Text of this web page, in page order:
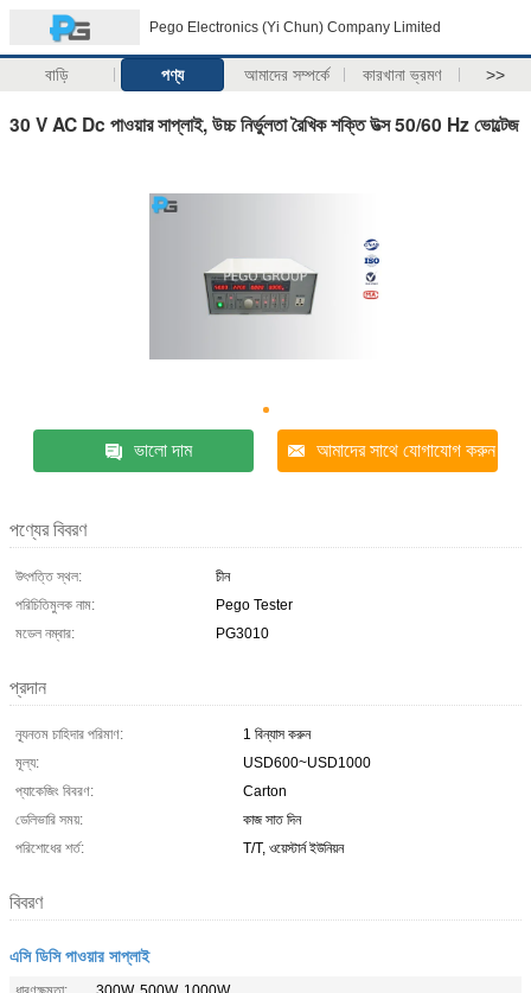
Pego Electronics (Yi Chun) Company Limited
বাড়ি পণ্য আমাদের সম্পর্কে কারখানা ভ্রমণ >>
30 V AC Dc পাওয়ার সাপ্লাই, উচ্চ নির্ভুলতা রৈখিক শক্তি উত্স 50/60 Hz ভোল্টেজ
ভালো দাম আমাদের সাথে যোগাযোগ করুন
পণ্যের বিবরণ
উৎপত্তি স্থল:
চীন
পরিচিতিমুলক নাম:
Pego Tester
মডেল নম্বার:
PG3010
প্রদান
ন্যূনতম চাহিদার পরিমাণ:
1 বিন্যাস করুন
মূল্য:
USD600~USD1000
প্যাকেজিং বিবরণ:
Carton
ডেলিভারি সময়:
কাজ সাত দিন
পরিশোধের শর্ত:
T/T, ওয়েস্টার্ন ইউনিয়ন
বিবরণ
এসি ডিসি পাওয়ার সাপ্লাই